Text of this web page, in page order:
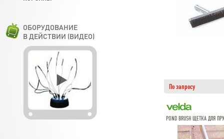
По запросу
POND BRUSH ЩЕТКА ДЛЯ
ОБОРУДОВАНИЕ
В ДЕЙСТВИИ (ВИДЕО)